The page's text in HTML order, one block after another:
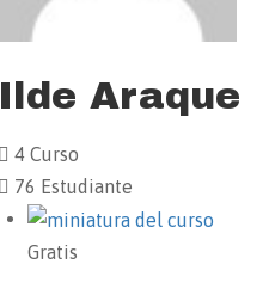
Ilde Araque
4 Curso
76 Estudiante
Gratis